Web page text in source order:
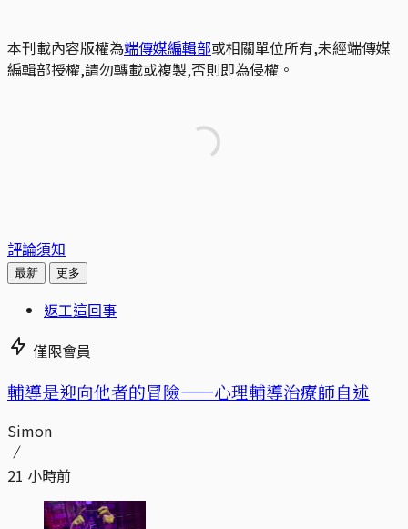
本刊載內容版權為端傳媒編輯部或相關單位所有,未經端傳媒
編輯部授權,請勿轉載或複製,否則即為侵權。
評論須知
最新 更多
返工這回事
僅限會員
輔導是迎向他者的冒險——心理輔導治療師自述
Simon
21 小時前